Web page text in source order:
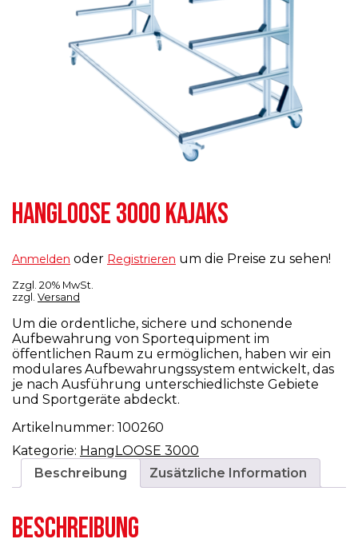
HANGLOOSE 3000 KAJAKS
Anmelden oder Registrieren um die Preise zu sehen!
Zzgl. 20% MwSt.
zzgl. Versand
Um die ordentliche, sichere und schonende
Aufbewahrung von Sportequipment im
öffentlichen Raum zu ermöglichen, haben wir ein
modulares Aufbewahrungssystem entwickelt, das
je nach Ausführung unterschiedlichste Gebiete
und Sportgeräte abdeckt.
Artikelnummer: 100260
Kategorie: HangLOOSE 3000
Beschreibung
Zusätzliche Information
BESCHREIBUNG